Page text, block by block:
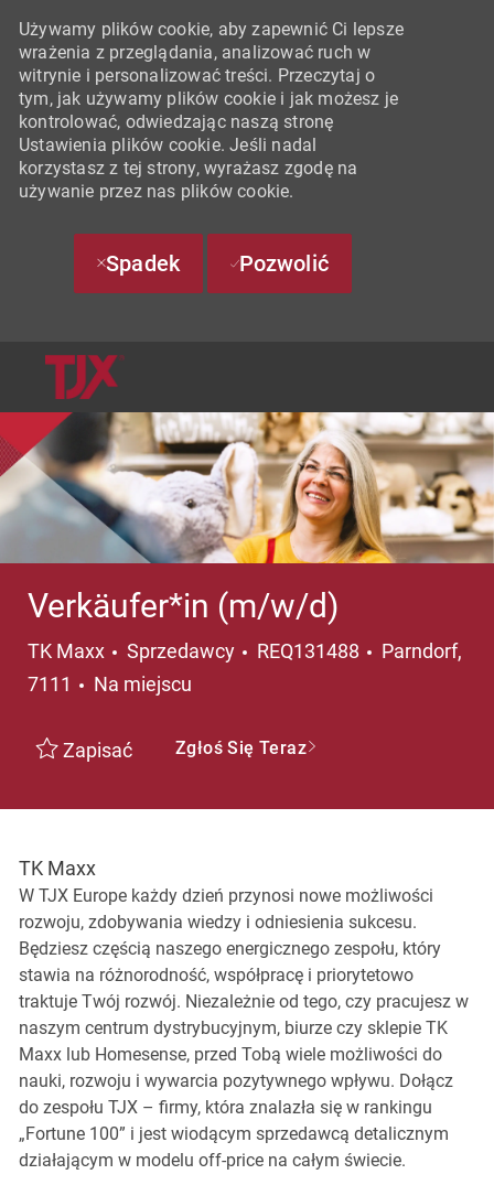
Używamy plików cookie, aby zapewnić Ci lepsze
wrażenia z przeglądania, analizować ruch w
witrynie i personalizować treści. Przeczytaj o
tym, jak używamy plików cookie i jak możesz je
kontrolować, odwiedzając naszą stronę
Ustawienia plików cookie. Jeśli nadal
korzystasz z tej strony, wyrażasz zgodę na
używanie przez nas plików cookie.
Spadek Pozwolić
Verkäufer*in (m/w/d)
TK Maxx Kategoria
Sprzedawcy REQ131488 Lokalizacja
Parndorf,
7111
Na miejscu
Zapisać Zgłoś Się Teraz
TK Maxx
W TJX Europe każdy dzień przynosi nowe możliwości
rozwoju, zdobywania wiedzy i odniesienia sukcesu.
Będziesz częścią naszego energicznego zespołu, który
stawia na różnorodność, współpracę i priorytetowo
traktuje Twój rozwój. Niezależnie od tego, czy pracujesz w
naszym centrum dystrybucyjnym, biurze czy sklepie TK
Maxx lub Homesense, przed Tobą wiele możliwości do
nauki, rozwoju i wywarcia pozytywnego wpływu. Dołącz
do zespołu TJX – firmy, która znalazła się w rankingu
„Fortune 100” i jest wiodącym sprzedawcą detalicznym
działającym w modelu off-price na całym świecie.